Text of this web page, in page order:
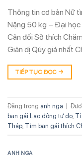
Thông tin cơ bản Nữ
Nặng 50 kg – Đại học
Cân đối Sở thích
Giản dị Qúy giá nhất
TIẾP TỤC ĐỌC →
Đăng trong anh nga |
bạn gái Lao động tự do
Tháp Tìm bạn gái thích
ANH NGA